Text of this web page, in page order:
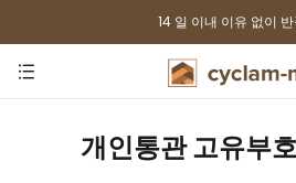
14 일 이내 이유 없이
개인통관 고유부